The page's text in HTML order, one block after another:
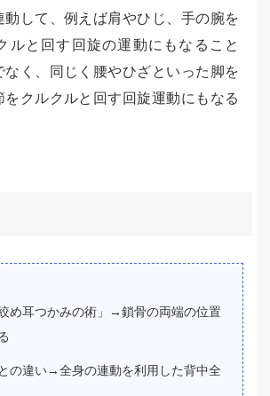
動して、例えば肩やひじ、手の腕を
ルと回す回旋の運動にもなること
なく、同じく腰やひざといった脚を
をクルクルと回す回旋運動にもなる
絞め耳つかみの術」→鎖骨の両端の位置
の違い→全身の連動を利用した背中全